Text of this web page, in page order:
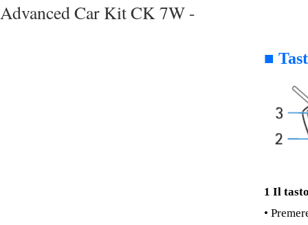
Advanced Car Kit CK 7W -
■
1 Il
•